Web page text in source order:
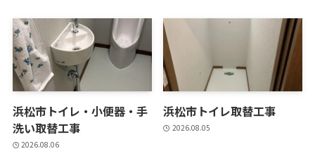
浜松市トイレ・小便器・手
洗い取替工事
2026.08.06
浜松市トイレ取替工事
2026.08.05